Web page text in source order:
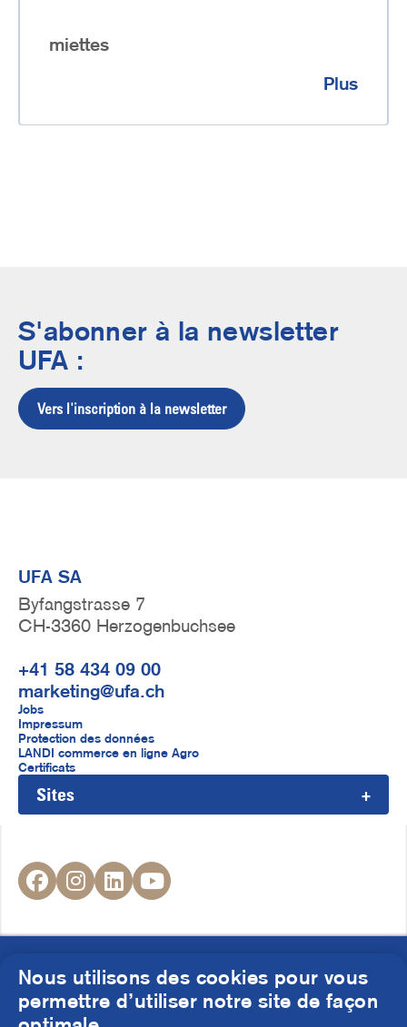
miettes
Plus
S'abonner à la newsletter
UFA :
Vers l'inscription à la newsletter
UFA SA
Byfangstrasse 7
CH-3360 Herzogenbuchsee
+41 58 434 09 00
marketing@ufa.ch
F
u
ß
z
i
l
r
Jobs
Impressum
Protection des données
LANDI commerce en ligne Agro
Certificats
Sites
S
o
c
i
a
© UFA AG 2026
Nous utilisons des cookies pour vous
permettre d’utiliser notre site de façon